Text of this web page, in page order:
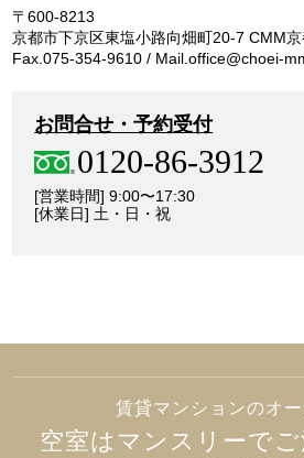
〒600-8213
京都市下京区東塩小路向畑町20-7 CMM
Fax.075-354-9610 / Mail.office@choei-
お問合せ・予約受付
0120-86-3912
[営業時間] 9:00〜17:30
[休業日] 土・日・祝
賃貸マンションのオ
空室はマンスリーで